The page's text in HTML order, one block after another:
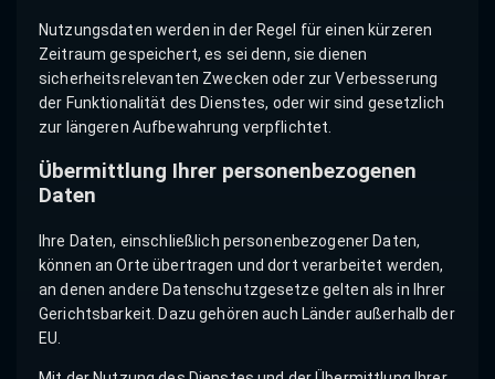
Nutzungsdaten werden in der Regel für einen kürzeren
Zeitraum gespeichert, es sei denn, sie dienen
sicherheitsrelevanten Zwecken oder zur Verbesserung
der Funktionalität des Dienstes, oder wir sind gesetzlich
zur längeren Aufbewahrung verpflichtet.
Übermittlung Ihrer personenbezogenen
Daten
Ihre Daten, einschließlich personenbezogener Daten,
können an Orte übertragen und dort verarbeitet werden,
an denen andere Datenschutzgesetze gelten als in Ihrer
Gerichtsbarkeit. Dazu gehören auch Länder außerhalb der
EU.